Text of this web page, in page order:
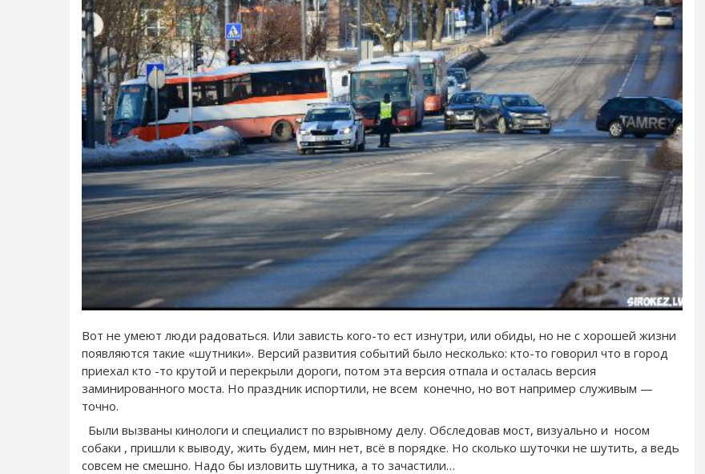
Вот не умеют люди радоваться. Или зависть кого-то ест изнутри, или обиды, но не с хорошей жизни
появляются такие «шутники». Версий развития событий было несколько: кто-то говорил что в город
приехал кто -то крутой и перекрыли дороги, потом эта версия отпала и осталась версия
заминированного моста. Но праздник испортили, не всем конечно, но вот например служивым —
точно.
Были вызваны кинологи и специалист по взрывному делу. Обследовав мост, визуально и носом
собаки , пришли к выводу, жить будем, мин нет, всё в порядке. Но сколько шуточки не шутить, а ведь
совсем не смешно. Надо бы изловить шутника, а то зачастили…